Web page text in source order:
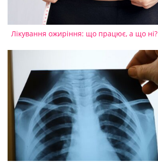
Лікування ожиріння: що працює, а що ні?